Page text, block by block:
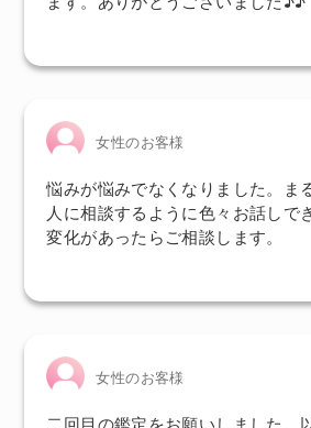
女性のお客様
悩みが悩みでなくなりました。ま
人に相談するように色々お話しで
変化があったらご相談します。
女性のお客様